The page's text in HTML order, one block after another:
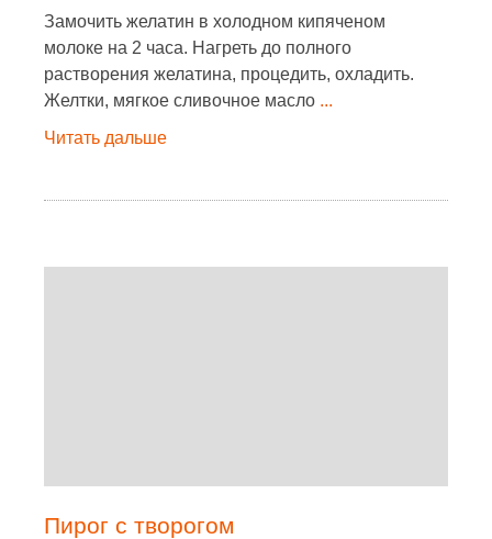
Замочить желатин в холодном кипяченом
молоке на 2 часа. Нагреть до полного
растворения желатина, процедить, охладить.
Желтки, мягкое сливочное масло ...
Читать дальше
Пирог с творогом